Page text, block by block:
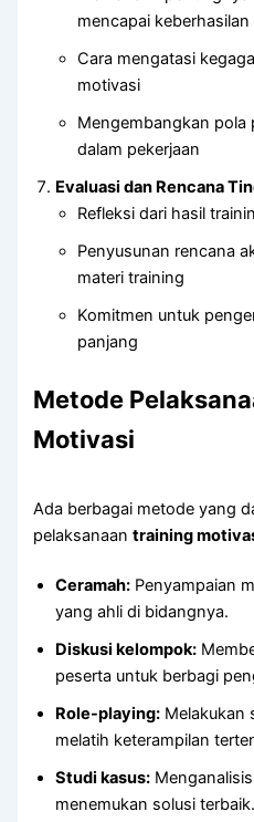
mencapai keberhasilan
Cara mengatasi
motivasi
Mengembangkan pola
dalam pekerjaan
Evaluasi dan Rencana
Refleksi dari hasil
Penyusunan rencana
materi training
Komitmen untuk
panjang
Metode
Motivasi
Ada berbagai metode yang
pelaksanaantraining
Ceramah: Penyampaian
yang ahli di bidangnya.
Diskusi kelompok:
peserta untuk berbagi
Role-playing: Melakukan
melatih keterampilan
Studi kasus:
menemukan solusi terbaik.